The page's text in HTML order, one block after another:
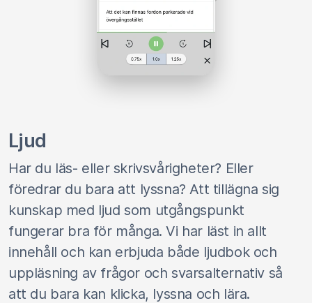
Ljud
Har du läs- eller skrivsvårigheter? Eller
föredrar du bara att lyssna? Att tillägna sig
kunskap med ljud som utgångspunkt
fungerar bra för många. Vi har läst in allt
innehåll och kan erbjuda både ljudbok och
uppläsning av frågor och svarsalternativ så
att du bara kan klicka, lyssna och lära.